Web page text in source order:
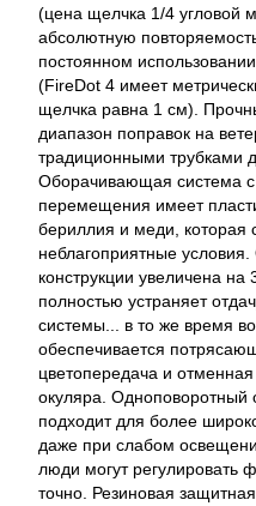
(цена щелчка 1/4 угловой
абсолютную
постоянном
(FireDot 4 имеет
щелчка равна 1 см).
диапазон поправок на
традиционными трубками
Оборачивающая система
перемещения имеет
бериллия и меди, которая
неблагоприятные
конструкции увеличена на
полностью устраняет
системы... в то же время
обеспечивается
цветопередача и
окуляра. Одноповоротный
подходит для более
даже при слабом
люди могут регулировать
точно. Резиновая